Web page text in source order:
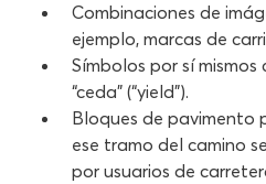
Combinaciones de
ejemplo, marcas de
Símbolos por sí
“ceda” (“yield”).
Bloques de pavimento
ese tramo del camino
por usuarios de